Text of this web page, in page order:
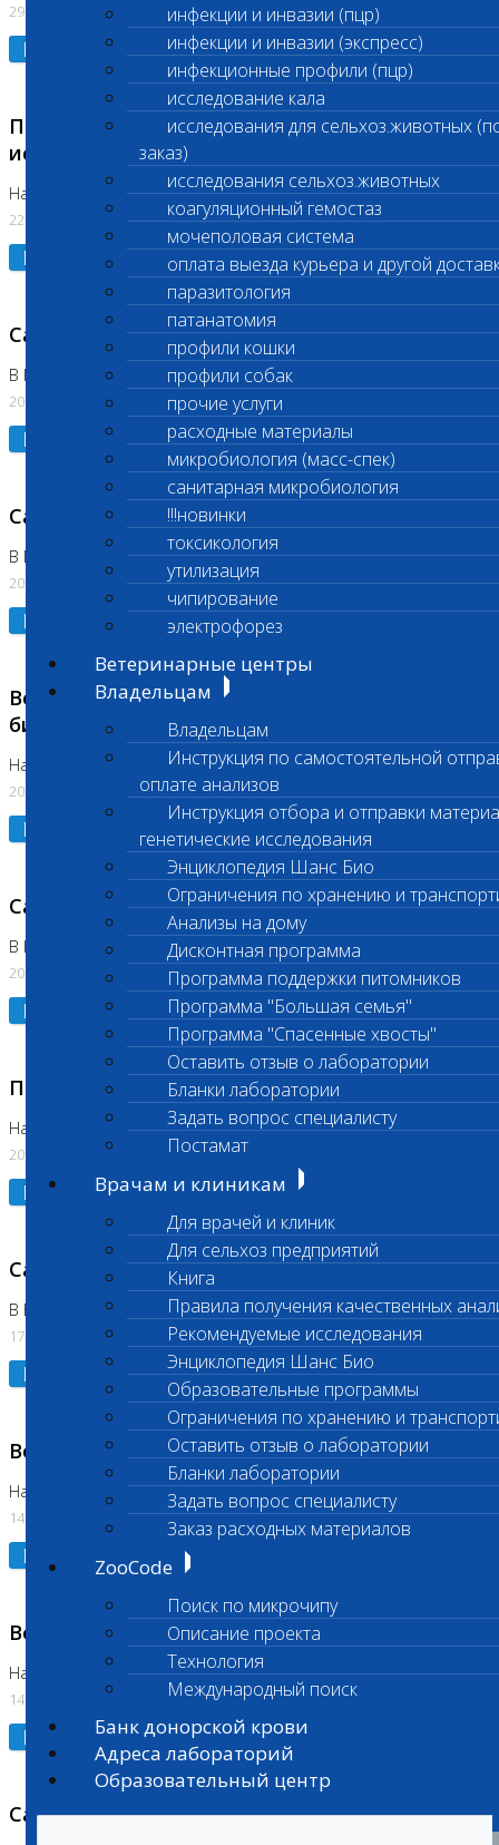
инфекции и инвазии (пцр)
инфекции и инвазии (экспресс)
инфекционные профили (пцр)
исследование кала
исследования для сельхоз.животных
заказ)
исследования сельхоз.животных
коагуляционный гемостаз
мочеполовая система
оплата выезда курьера и другой
паразитология
патанатомия
профили кошки
профили собак
прочие услуги
расходные материалы
микробиология (масс-спек)
санитарная микробиология
!!!новинки
токсикология
утилизация
чипирование
электрофорез
Ветеринарные центры
Владельцам
Владельцам
Инструкция по самостоятельной
оплате анализов
Инструкция отбора и отправки
генетические исследования
Энциклопедия Шанс Био
Ограничения по хранению и
Анализы на дому
Дисконтная программа
Программа поддержки питомников
Программа "Большая семья"
Программа "Спасенные хвосты"
Оставить отзыв о лаборатории
Бланки лаборатории
Задать вопрос специалисту
Постамат
Врачам и клиникам
Для врачей и клиник
Для сельхоз предприятий
Книга
Правила получения качественных
Рекомендуемые исследования
Энциклопедия Шанс Био
Образовательные программы
Ограничения по хранению и
Оставить отзыв о лаборатории
Бланки лаборатории
Задать вопрос специалисту
Заказ расходных материалов
ZooCode
Поиск по микрочипу
Описание проекта
Технология
Международный поиск
Банк донорской крови
Адреса лабораторий
Образовательный центр
29.07.2026
Подробнее
Приостановлено выполнение биохимических
исследований
На Нагорной. Код ( 123,310,309)
22.07.2026
Подробнее
Санитарные дни
В Коломне 24.07.2026 и 28.07.2026
20.07.2026
Подробнее
Санитарный день
В Бутово 21.07.2026
20.07.2026
Подробнее
Возобновлено выполнение срочных
биохимических исследований
На Нагорной
20.07.2026
Подробнее
Санитарный день
В Коломне 20.07.2026
20.07.2026
Подробнее
Приостановлено выполнение исследования
На Нагорной
20.07.2026
Подробнее
Санитарный день
В Бутово
17.07.2026
Подробнее
Возобновлено выполнение исследования
На Нагорной (Код 961, 962)
14.07.2026
Подробнее
Возобновлено выполнение исследования
На Нагорной (Код 157)
14.07.2026
Подробнее
Санитарный день